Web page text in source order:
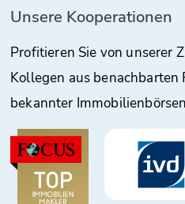
Unsere Kooperationen
Profitieren Sie von unserer
Kollegen aus benachbarten
bekannter